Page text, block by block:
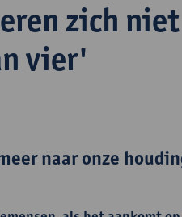
zich
vier'
naar onze